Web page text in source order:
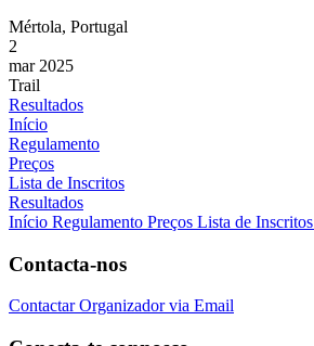
Mértola, Portugal
2
mar 2025
Trail
Resultados
Início
Regulamento
Preços
Lista de Inscritos
Resultados
Início Regulamento Preços Lista de Inscritos
Contacta-nos
Contactar Organizador via Email